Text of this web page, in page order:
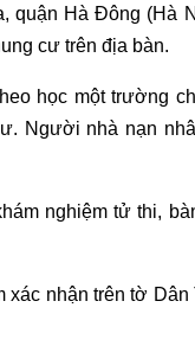
quận Hà Đông (Hà
cư trên địa bàn.
học một trường
Người nhà nạn
nghiệm tử thi,
nhận trên tờ